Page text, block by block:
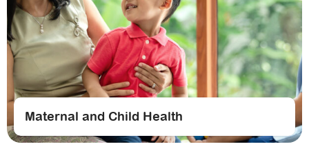
Maternal and Child Health